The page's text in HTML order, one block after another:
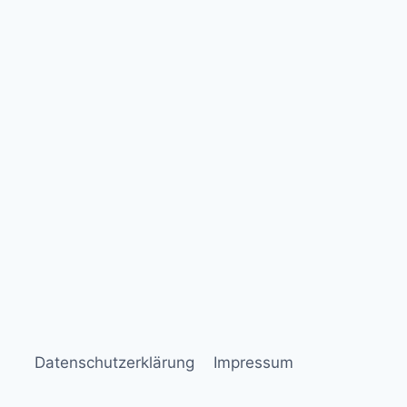
Datenschutzerklärung Impressum